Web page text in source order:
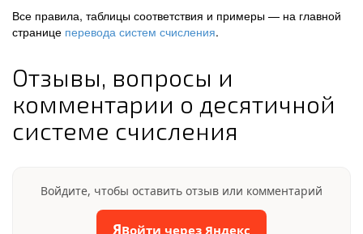
Все правила, таблицы соответствия и примеры — на главной
странице перевода систем счисления.
Отзывы, вопросы и
комментарии о десятичной
системе счисления
Войдите, чтобы оставить отзыв или комментарий
ЯВойти через Яндекс